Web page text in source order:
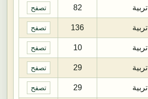
تربية 82 تصفح
تربية 136 تصفح
تربية 10 تصفح
تربية 29 تصفح
تربية 29 تصفح